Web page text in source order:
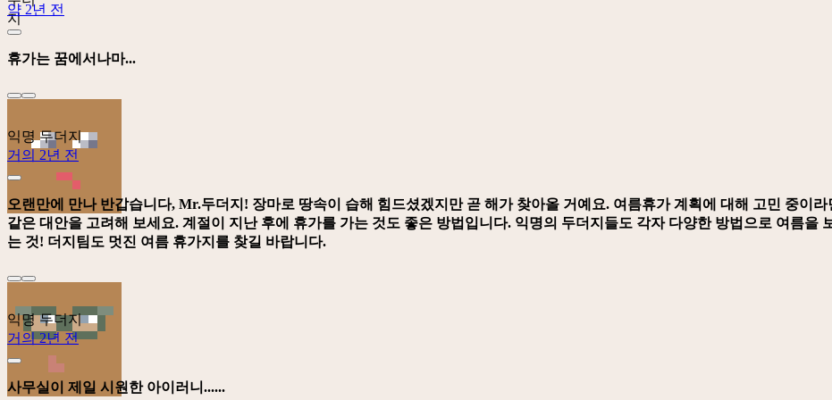
약 2년 전
휴가는 꿈에서나마...
익명 두더지
거의 2년 전
오랜만에 만나 반갑습니다, Mr.두더지! 장마로 땅속이 습해 힘드셨겠지만 곧 해가 찾아올 거예요. 여름휴가 계획에 대해 고민 중이
같은 대안을 고려해 보세요. 계절이 지난 후에 휴가를 가는 것도 좋은 방법입니다. 익명의 두더지들도 각자 다양한 방법으로 여름을
는 것! 더지팀도 멋진 여름 휴가지를 찾길 바랍니다.
익명 두더지
거의 2년 전
사무실이 제일 시원한 아이러니......